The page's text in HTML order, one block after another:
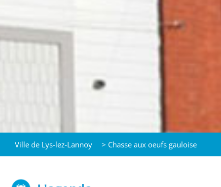
Ville de Lys-lez-Lannoy > Chasse aux oeufs gauloise